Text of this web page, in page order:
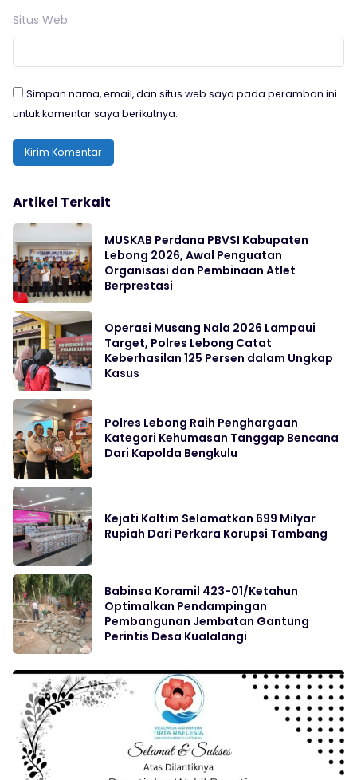
Situs Web
Simpan nama, email, dan situs web saya pada peramban ini
untuk komentar saya berikutnya.
Artikel Terkait
MUSKAB Perdana PBVSI Kabupaten
Lebong 2026, Awal Penguatan
Organisasi dan Pembinaan Atlet
Berprestasi
Operasi Musang Nala 2026 Lampaui
Target, Polres Lebong Catat
Keberhasilan 125 Persen dalam Ungkap
Kasus
Polres Lebong Raih Penghargaan
Kategori Kehumasan Tanggap Bencana
Dari Kapolda Bengkulu
Kejati Kaltim Selamatkan 699 Milyar
Rupiah Dari Perkara Korupsi Tambang
Babinsa Koramil 423-01/Ketahun
Optimalkan Pendampingan
Pembangunan Jembatan Gantung
Perintis Desa Kualalangi